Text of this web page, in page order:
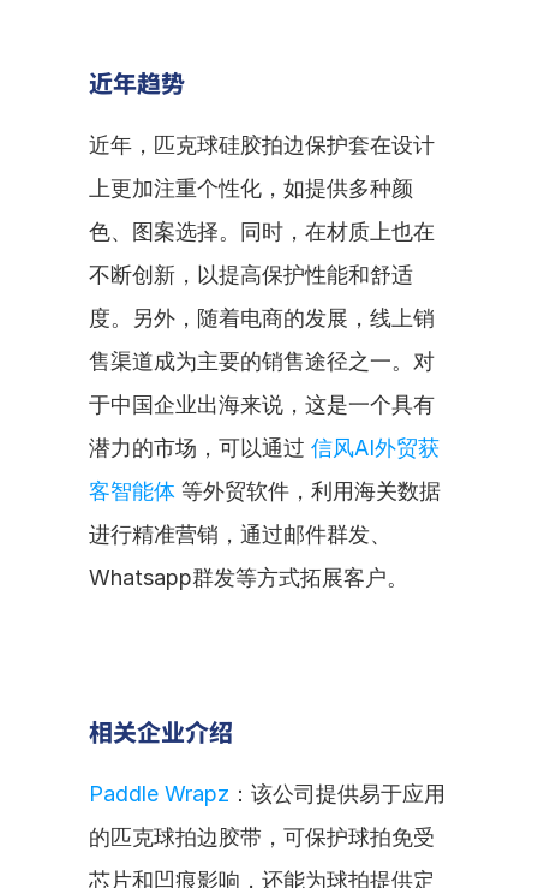
近年趋势
近年，匹克球硅胶拍边保护套在设计
上更加注重个性化，如提供多种颜
色、图案选择。同时，在材质上也在
不断创新，以提高保护性能和舒适
度。另外，随着电商的发展，线上销
售渠道成为主要的销售途径之一。对
于中国企业出海来说，这是一个具有
潜力的市场，可以通过 信风AI外贸获
客智能体 等外贸软件，利用海关数据
进行精准营销，通过邮件群发、
Whatsapp群发等方式拓展客户。
相关企业介绍
Paddle Wrapz ：该公司提供易于应用
的匹克球拍边胶带，可保护球拍免受
芯片和凹痕影响，还能为球拍提供定